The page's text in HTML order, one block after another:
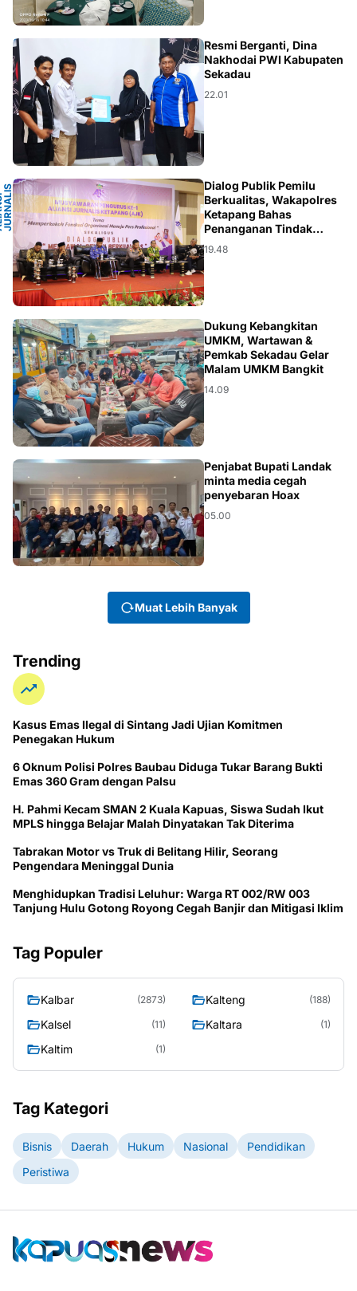
KALBAR
Resmi Berganti, Dina
Nakhodai PWI Kabupaten
Sekadau
22.01
SG
Dialog Publik Pemilu
Berkualitas, Wakapolres
Ketapang Bahas
Penanganan Tindak
Pidana Pemilu
19.48
KALBAR
Dukung Kebangkitan
UMKM, Wartawan &
Pemkab Sekadau Gelar
Malam UMKM Bangkit
14.09
BERITA
Penjabat Bupati Landak
minta media cegah
penyebaran Hoax
05.00
Muat Lebih Banyak
Trending
Kasus Emas Ilegal di Sintang Jadi Ujian Komitmen
Penegakan Hukum
6 Oknum Polisi Polres Baubau Diduga Tukar Barang Bukti
Emas 360 Gram dengan Palsu
H. Pahmi Kecam SMAN 2 Kuala Kapuas, Siswa Sudah Ikut
MPLS hingga Belajar Malah Dinyatakan Tak Diterima
Tabrakan Motor vs Truk di Belitang Hilir, Seorang
Pengendara Meninggal Dunia
Menghidupkan Tradisi Leluhur: Warga RT 002/RW 003
Tanjung Hulu Gotong Royong Cegah Banjir dan Mitigasi Iklim
Tag Populer
Kalbar (2873) Kalteng (188)
Kalsel (11) Kaltara (1)
Kaltim (1)
Tag Kategori
Bisnis Daerah Hukum Nasional
Pendidikan
Peristiwa